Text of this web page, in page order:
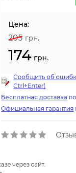
Цена:
205 грн.
174 грн.
Сообщить об
Ctrl+Enter)
Бесплатная доставка
Официальная гарантия
через сайт.